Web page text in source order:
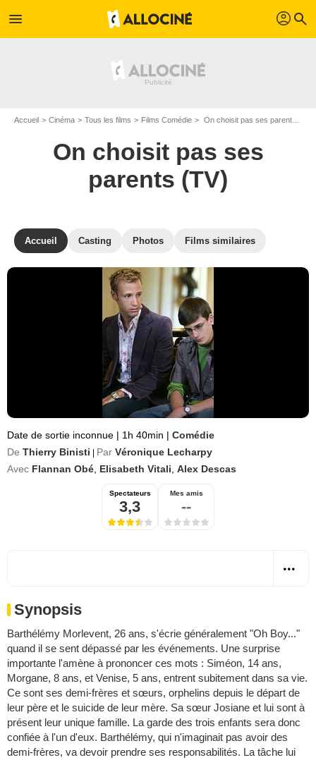
menu profil search
Accueil Cinéma Tous les films Films Comédie On choisit pas ses parents (TV) de Thierry Binisti
On choisit pas ses
parents (TV)
Accueil Casting Photos Films similaires
Date de sortie inconnue | 1h 40min | Comédie
De Thierry Binisti Par Véronique Lecharpy
Avec Flannan Obé Elisabeth Vitali Alex Descas
Spectateurs
3,3
Mes amis
--
Synopsis
Barthélémy Morlevent, 26 ans, s'écrie généralement "Oh Boy..."
quand il se sent dépassé par les événements. Une surprise
importante l'amène à prononcer ces mots : Siméon, 14 ans,
Morgane, 8 ans, et Venise, 5 ans, entrent subitement dans sa vie.
Ce sont ses demi-frères et sœurs, orphelins depuis le départ de
leur père et le suicide de leur mère. Sa sœur Josiane et lui sont à
présent leur unique famille. La garde des trois enfants sera donc
confiée à l'un d'eux. Barthélémy, qui n'imaginait pas avoir des
demi-frères, va devoir prendre ses responsabilités. La tâche lui